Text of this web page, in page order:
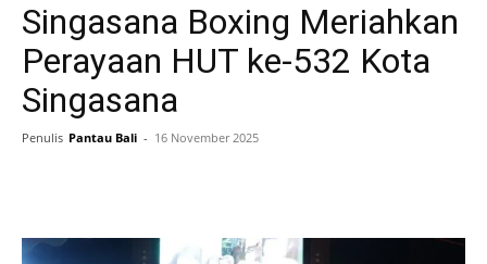
Singasana Boxing Meriahkan
Perayaan HUT ke-532 Kota
Singasana
Penulis Pantau Bali - 16 November 2025